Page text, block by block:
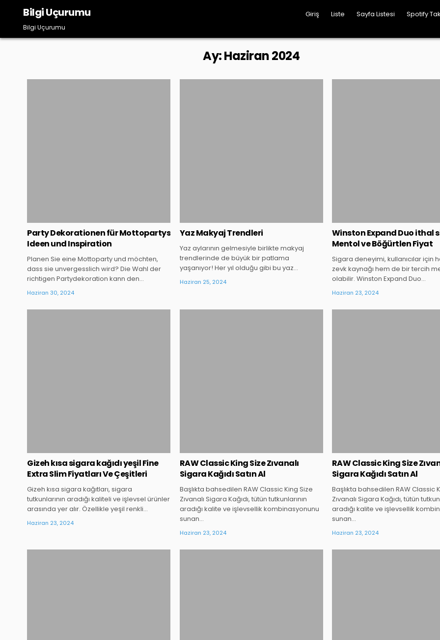
content
Bilgi Uçurumu
Bilgi Uçurumu
Giriş Liste Sayfa Listesi Spotify
Ay:Haziran 2024
Party Dekorationen für Mottopartys
Ideen und Inspiration
Planen Sie eine Mottoparty und möchten,
dass sie unvergesslich wird? Die Wahl der
richtigen Partydekoration kann den…
Haziran 30, 2024
Yaz Makyaj Trendleri
Yaz aylarının gelmesiyle birlikte makyaj
trendlerinde de büyük bir patlama
yaşanıyor! Her yıl olduğu gibi bu yaz…
Haziran 25, 2024
Winston Expand Duo ithal
Mentol ve Böğürtlen Fiyat
Sigara deneyimi, kullanıcılar için
zevk kaynağı hem de bir tercih
olabilir. Winston Expand Duo…
Haziran 23, 2024
Gizeh kısa sigara kağıdı yeşil Fine
Extra Slim Fiyatları Ve Çeşitleri
Gizeh kısa sigara kağıtları, sigara
tutkunlarının aradığı kaliteli ve işlevsel ürünler
arasında yer alır. Özellikle yeşil renkli…
Haziran 23, 2024
RAW Classic King Size Zıvanalı
Sigara Kağıdı Satın Al
Başlıkta bahsedilen RAW Classic King Size
Zıvanalı Sigara Kağıdı, tütün tutkunlarının
aradığı kalite ve işlevsellik kombinasyonunu
sunan…
Haziran 23, 2024
RAW Classic King Size
Sigara Kağıdı Satın Al
Başlıkta bahsedilen RAW Classic
Zıvanalı Sigara Kağıdı, tütün
aradığı kalite ve işlevsellik
sunan…
Haziran 23, 2024